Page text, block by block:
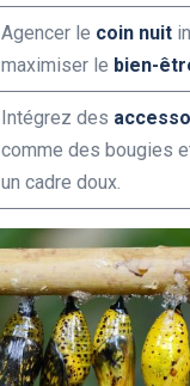
Agencer le coin nuit
maximiser le bien-
Intégrez des
comme des bougies
un cadre doux.